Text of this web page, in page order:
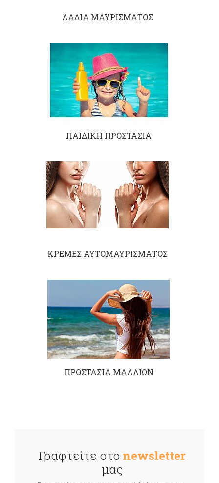
ΛΑΔΙΑ ΜΑΥΡΙΣΜΑΤΟΣ
ΠΑΙΔΙΚΗ ΠΡΟΣΤΑΣΙΑ
ΚΡΕΜΕΣ ΑΥΤΟΜΑΥΡΙΣΜΑΤΟΣ
ΠΡΟΣΤΑΣΙΑ ΜΑΛΛΙΩΝ
Γραφτείτε στο newsletter
μας